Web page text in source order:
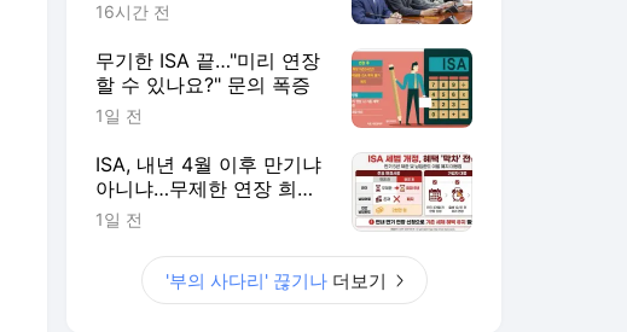
16시간 전
무기한 ISA 끝…"미리 연장
할 수 있나요?" 문의 폭증
1일 전
ISA, 내년 4월 이후 만기냐
아니냐…무제한 연장 희비
갈려
1일 전
'부의 사다리' 끊기나 더보기